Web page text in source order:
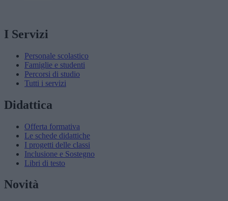
I Servizi
Personale scolastico
Famiglie e studenti
Percorsi di studio
Tutti i servizi
Didattica
Offerta formativa
Le schede didattiche
I progetti delle classi
Inclusione e Sostegno
Libri di testo
Novità